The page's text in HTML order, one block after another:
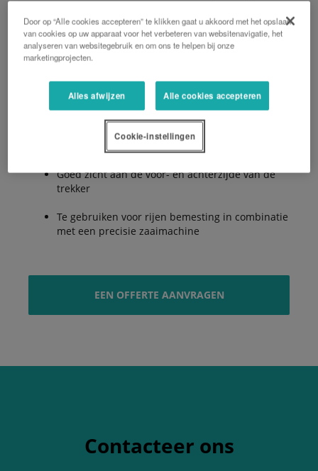
De Voordelen:
Ideale gewichtsverdeling
Verbeterde veiligheid en wendbaarheid
Goed zicht aan de voor- en achterzijde van de
trekker
Te gebruiken voor rijen bemesting in combinatie
met een precisie zaaimachine
EEN OFFERTE AANVRAGEN
Contacteer ons
Door op “Alle cookies accepteren” te klikken gaat u akkoord met het opslaan
van cookies op uw apparaat voor het verbeteren van websitenavigatie, het
analyseren van websitegebruik en om ons te helpen bij onze
marketingprojecten.
Alles afwijzen Alle cookies accepteren
Cookie-instellingen